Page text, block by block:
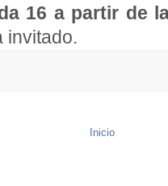
16 a partir de
invitado.
Inicio